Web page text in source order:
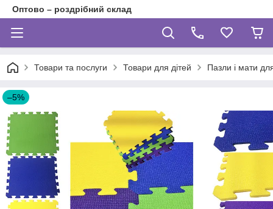
Оптово – роздрібний склад
Товари та послуги Товари для дітей Пазли і мати
–5%